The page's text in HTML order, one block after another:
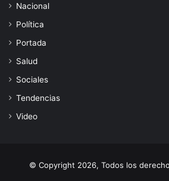
Nacional
Política
Portada
Salud
Sociales
Tendencias
Video
© Copyright 2026, Todos los